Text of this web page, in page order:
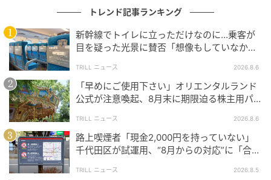
こうした仕組みを丁寧に伝えた図解付き投稿は、Xで大
きな反響を呼び、1万いいねを超える反応となりまし
た。
コメントでは、説明のわかりやすさを評価する声が目
立ち、「これはわかりやすい」「図で見ると一発で理
解できる」といった納得の反応が広がっていたようで
す。
加えて、新幹線というインフラの特性そのものに目を
トレンド記事ランキング
新幹線でトイレに立っただけなのに…乗客が
目を疑った光景に賛否「想像もしていなかっ
TRILL ニュース 2026.8.6
「早めにご使用下さい」オリエンタルランド
公式が注意喚起、8月末に期限迫る株主用パ
TRILL ニュース 2026.8.6
路上喫煙者「現金2,000円を持っていない」
千代田区が試運用、“8月からの対応”に「合理
TRILL ニュース 2026.8.5